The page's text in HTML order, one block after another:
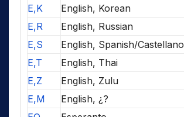
E,K
English, Korean
E,R
English, Russian
E,S
English, Spanish/Castellano
E,T
English, Thai
E,Z
English, Zulu
E,M
English, ¿?